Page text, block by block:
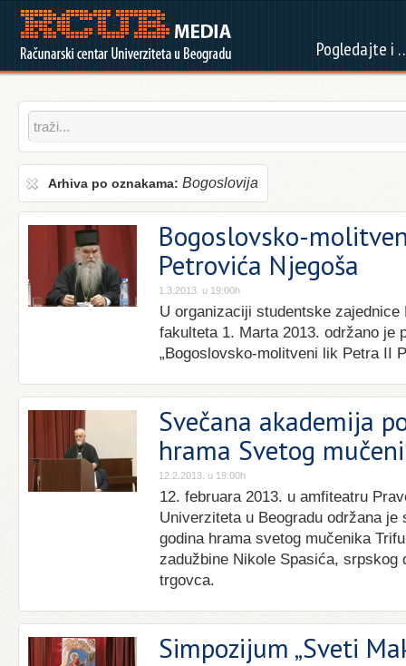
Pogledajte i
Arhiva po oznakama: Bogoslovija
Bogoslovsko-
Petrovića Njegoša
1.3.2013. u 19:00h
U organizaciji studentske
fakulteta 1. Marta 2013. održano je
„Bogoslovsko-molitveni lik Petra II
Svečana akademija
hrama Svetog
12.2.2013. u 19:00h
12. februara 2013. u amfiteatru
Univerziteta u Beogradu održana je
godina hrama svetog mučenika
zadužbine Nikole Spasića, srpskog
trgovca.
Simpozijum „Sveti